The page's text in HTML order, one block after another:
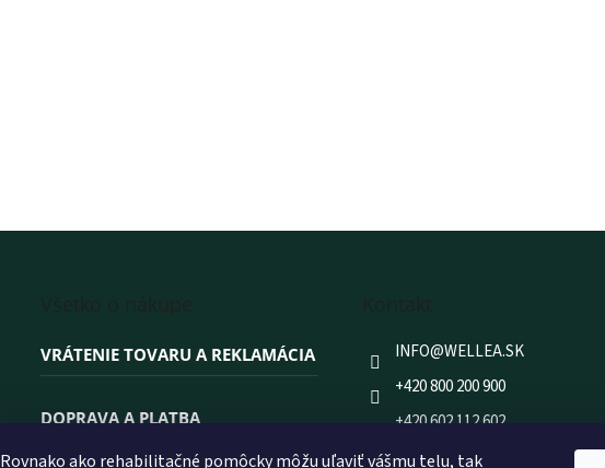
Rovnako ako rehabilitačné pomôcky môžu uľaviť vášmu telu, tak
VRÁTENIE TOVARU A REKLAMÁCIA
DOPRAVA A PLATBA
INFO@WELLEA.SK
+420 800 200 900
+420 602 112 602
FACEBOOK